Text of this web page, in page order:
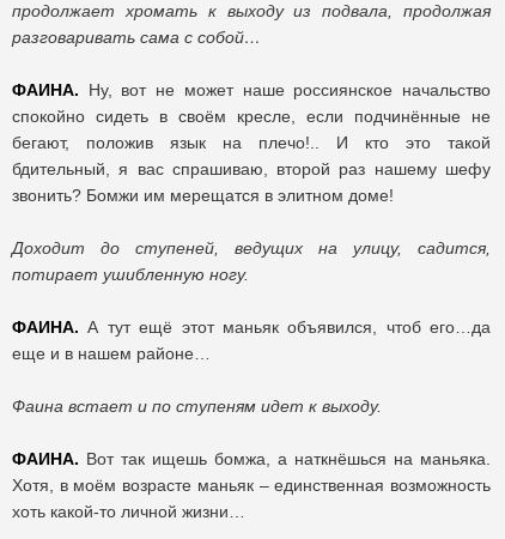
продолжает хромать к выходу из подвала, продолжая
разговаривать сама с собой…
ФАИНА. Ну, вот не может наше россиянское начальство
спокойно сидеть в своём кресле, если подчинённые не
бегают, положив язык на плечо!.. И кто это такой
бдительный, я вас спрашиваю, второй раз нашему шефу
звонить? Бомжи им мерещатся в элитном доме!
Доходит до ступеней, ведущих на улицу, садится,
потирает ушибленную ногу.
ФАИНА. А тут ещё этот маньяк объявился, чтоб его…да
еще и в нашем районе…
Фаина встает и по ступеням идет к выходу.
ФАИНА. Вот так ищешь бомжа, а наткнёшься на маньяка.
Хотя, в моём возрасте маньяк – единственная возможность
хоть какой-то личной жизни…